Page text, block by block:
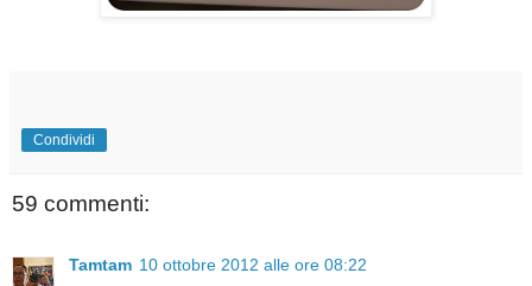
Condividi
59 commenti:
Tamtam 10 ottobre 2012 alle ore 08:22